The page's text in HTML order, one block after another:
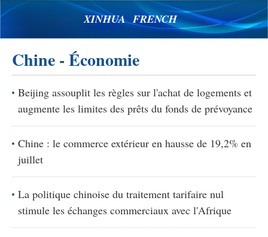
XINHUA FRENCH
Chine - Économie
Beijing assouplit les règles sur l'achat de logements et
augmente les limites des prêts du fonds de prévoyance
Chine : le commerce extérieur en hausse de 19,2% en
juillet
La politique chinoise du traitement tarifaire nul
stimule les échanges commerciaux avec l'Afrique